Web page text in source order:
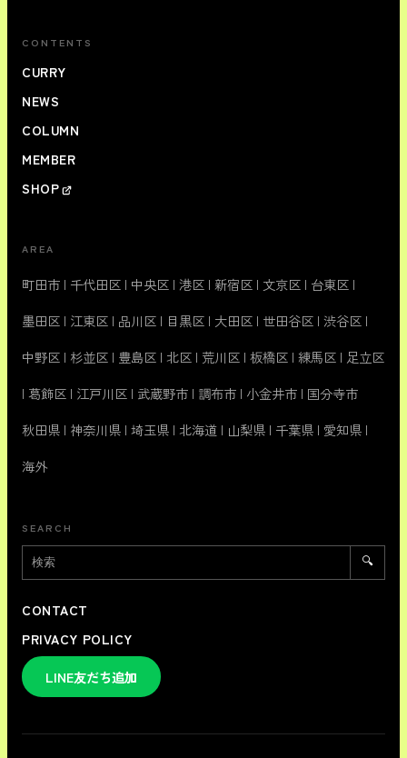
CONTENTS
CURRY
NEWS
COLUMN
MEMBER
SHOP
AREA
町田市 | 千代田区 | 中央区 | 港区 | 新宿区 | 文京区 | 台東区 |
墨田区 | 江東区 | 品川区 | 目黒区 | 大田区 | 世田谷区 | 渋谷区 |
中野区 | 杉並区 | 豊島区 | 北区 | 荒川区 | 板橋区 | 練馬区 | 足立区
| 葛飾区 | 江戸川区 | 武蔵野市 | 調布市 | 小金井市 | 国分寺市
秋田県 | 神奈川県 | 埼玉県 | 北海道 | 山梨県 | 千葉県 | 愛知県 |
海外
SEARCH
🔍
CONTACT
PRIVACY POLICY
LINE友だち追加